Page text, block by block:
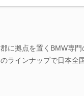
に拠点を置くBMW専
ラインナップで日本全